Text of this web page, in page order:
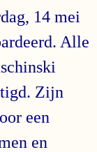
14 mei
Alle
Zijn
een
en